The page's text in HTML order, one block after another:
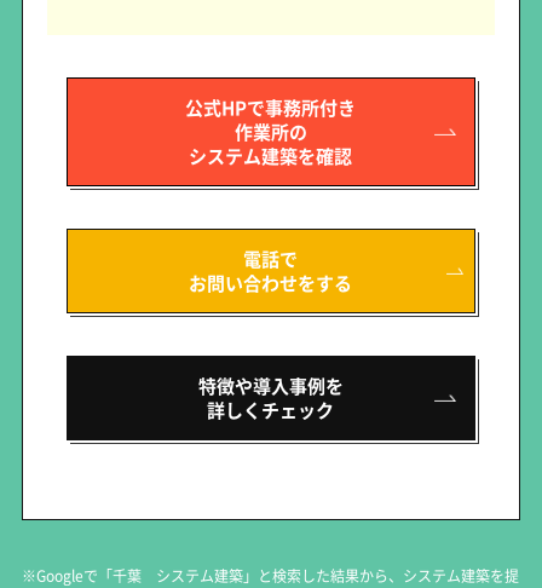
公式HPで事務所付き
作業所の
システム建築を確認
電話で
お問い合わせをする
特徴や導入事例を
詳しくチェック
※Googleで「千葉 システム建築」と検索した結果から、システム建築を提